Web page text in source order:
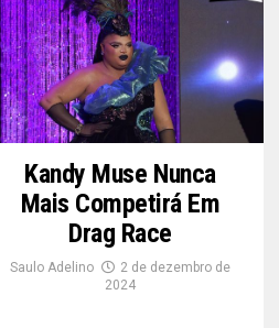
Kandy Muse Nunca
Mais Competirá Em
Drag Race
Saulo Adelino
2 de dezembro de
2024